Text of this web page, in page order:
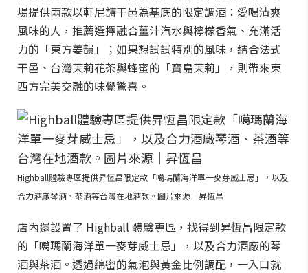
場提供兩款以軒尼詩干邑為基底的限定調酒：愛喝清爽
風味的人，推薦選擇融合薑汁汽水與檸檬香氣、充滿活
力的「東方姜韻」；如果想試試特別的風味，結合法式
干邑、台灣茉莉花茶與蜂蜜的「寶島茉莉」，則帶來東
西方完美交融的味覺驚喜。
Highball體驗專區提供昇恆昌限定款「噶瑪蘭海洋單一麥芽威士忌」，以及
合力酒廠琴酒、茶酒等台灣在地酒款。圖片來源｜昇恆昌
店內還設置了 Highball 體驗專區，找得到昇恆昌限定款
的「噶瑪蘭海洋單一麥芽威士忌」，以及合力酒廠的琴
酒與茶酒。透過綿密的氣泡與黃金比例調配，一入口就